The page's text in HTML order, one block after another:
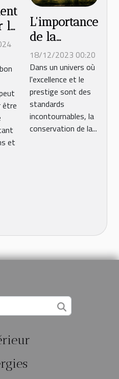
le
être
et
L'importance
de la
maintenance
régulière
pour
préserver la
valeur des
propriétés
18/12/2023 00:20
Dans un univers où
l'excellence et le
prestige sont des
standards
incontournables, la
conservation de la...